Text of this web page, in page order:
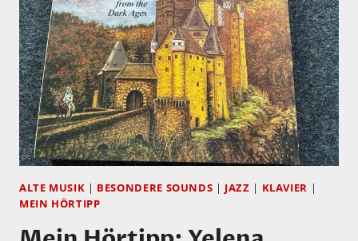
ALTE MUSIK | BESONDERE SOUNDS | JAZZ | KLAVIER |
MEIN HÖRTIPP